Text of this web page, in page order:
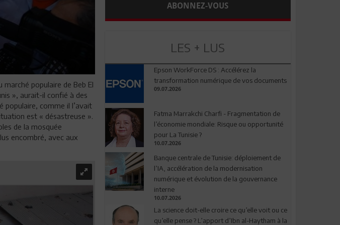
populaire de Beb El
», aurait-il confié à des
populaire, comme il l’avait
est « désastreuse ».
de la mosquée
encombré, avec aux
ABONNEZ-VOUS
LES + LUS
Epson WorkForce DS : Accélérez la
transformation numérique de vos documents
09.07.2026
Fatma Marrakchi Charfi - Fragmentation de
l’économie mondiale: Risque ou opportunité
pour La Tunisie ?
10.07.2026
Banque centrale de Tunisie: déploiement de
l’IA, accélération de la modernisation
numérique et évolution de la gouvernance
interne
10.07.2026
La science doit-elle croire ce qu’elle voit ou ce
qu’elle pense ? L’apport d’Ibn al-Haytham à la